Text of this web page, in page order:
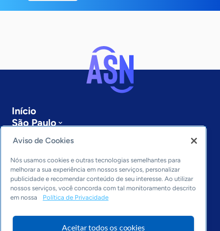
Início
São Paulo
Sobre a ASN
Últimas notícias
Entre em contato
Editorias
Economia & Política
Inovação & Tecnologia
Cultura empreendedora
Aviso de Cookies
Nós usamos cookies e outras tecnologias semelhantes para
melhorar a sua experiência em nossos serviços, personalizar
publicidade e recomendar conteúdo de seu interesse. Ao utilizar
nossos serviços, você concorda com tal monitoramento descrito
em nossa
Política de Privacidade
Aceitar todos os cookies